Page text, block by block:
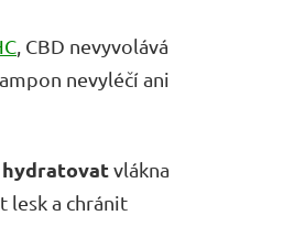
, CBD nevyvolává
nevyléčí ani
hydratovat vlákna
lesk a chránit